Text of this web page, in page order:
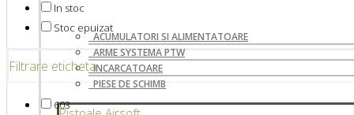
ACUMULATORI SI ALIMENTATOARE
ARME SYSTEMA PTW
INCARCATOARE
PIESE DE SCHIMB
In stoc
Stoc epuizat
Filtrare eticheta
603